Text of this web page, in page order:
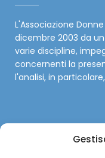
L'Associazione
dicembre 2003 da
varie discipline,
concernenti la
l'analisi, in